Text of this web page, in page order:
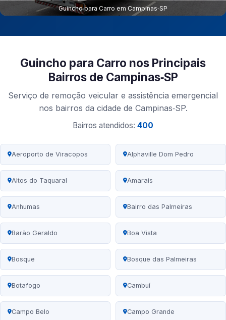
Guincho para Carro em Campinas‑SP
Guincho para Carro nos Principais
Bairros de Campinas‑SP
Serviço de remoção veicular e assistência emergencial
nos bairros da cidade de Campinas‑SP.
Bairros atendidos: 400
Aeroporto de Viracopos Alphaville Dom Pedro
Altos do Taquaral Amarais
Anhumas Bairro das Palmeiras
Barão Geraldo Boa Vista
Bosque Bosque das Palmeiras
Botafogo Cambuí
Campo Belo Campo Grande